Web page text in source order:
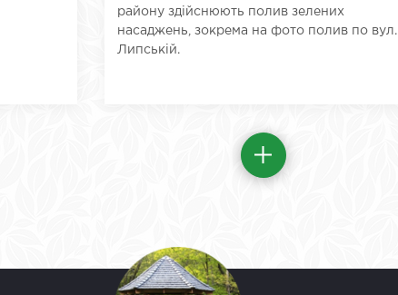
району здійснюють полив зелених
насаджень, зокрема на фото полив по вул.
Липській.